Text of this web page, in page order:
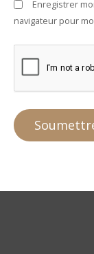
Enregistrer
navigateur pour